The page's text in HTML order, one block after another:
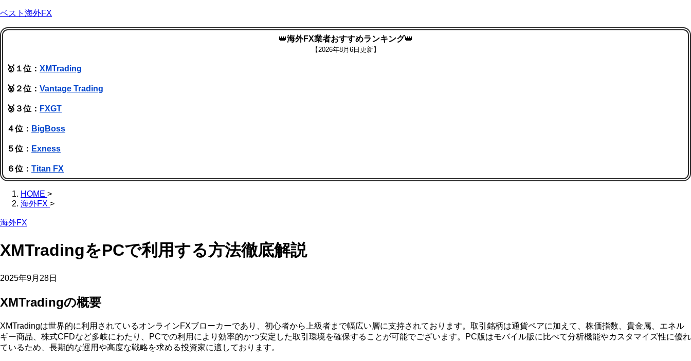
ベスト海外FX
👑海外FX業者おすすめランキング👑
【2026年8月6日更新】
🥇１位： XMTrading
🥈２位： Vantage Trading
🥉３位： FXGT
４位： BigBoss
５位： Exness
６位： Titan FX
HOME >
海外FX >
海外FX
XMTradingをPCで利用する方法徹底解説
2025年9月28日
XMTradingの概要
XMTradingは世界的に利用されているオンラインFXブローカーであり、初心者から上級者まで幅広い層に支持されております。取引銘柄は通貨ペアに加えて、株価指数、貴金属、エネル
ギー商品、株式CFDなど多岐にわたり、PCでの利用により効率的かつ安定した取引環境を確保することが可能でございます。PC版はモバイル版に比べて分析機能やカスタマイズ性に優れ
ているため、長期的な運用や高度な戦略を求める投資家に適しております。